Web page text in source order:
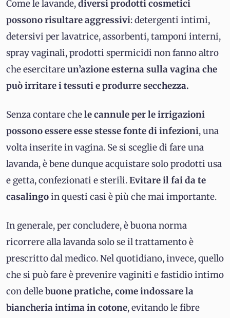
Come le lavande,diversi prodotti cosmetici
possono risultare aggressivi: detergenti intimi,
detersivi per lavatrice, assorbenti, tamponi interni,
spray vaginali, prodotti spermicidi non fanno altro
che esercitareun’azione esterna sulla vagina che
può irritare i tessuti e produrre secchezza.
Senza contare chele cannule per le irrigazioni
possono essere esse stesse fonte di infezioni, una
volta inserite in vagina. Se si sceglie di fare una
lavanda, è bene dunque acquistare solo prodotti usa
e getta, confezionati e sterili.Evitare il fai da te
casalingoin questi casi è più che mai importante.
In generale, per concludere, è buona norma
ricorrere alla lavanda solo se il trattamento è
prescritto dal medico. Nel quotidiano, invece, quello
che si può fare è prevenire vaginiti e fastidio intimo
con dellebuone pratiche, come indossare la
biancheria intima in cotone, evitando le fibre